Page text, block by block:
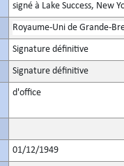
signé à Lake Success, New
Royaume-Uni de Grande-
Signature définitive
Signature définitive
d'office
01/12/1949